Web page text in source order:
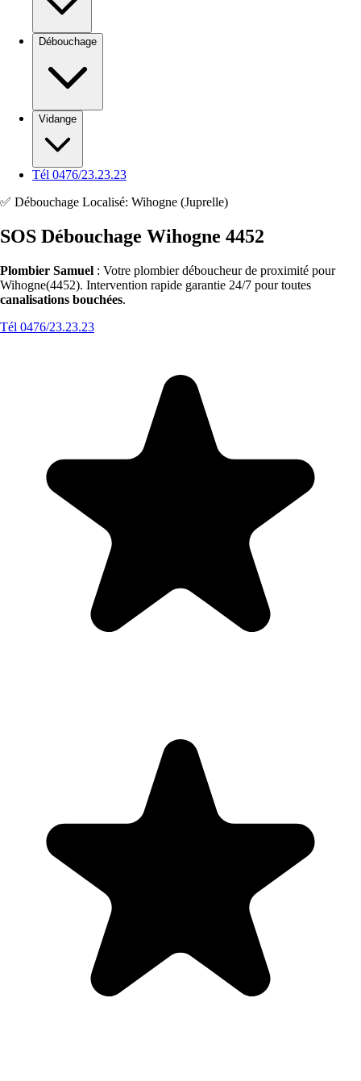
Débouchage
Vidange
Tél 0476/23.23.23
✅ Débouchage Localisé: Wihogne (Juprelle)
SOS Débouchage Wihogne 4452
Plombier Samuel : Votre plombier déboucheur de proximité pour
Wihogne(4452). Intervention rapide garantie 24/7 pour toutes
canalisations bouchées.
Tél 0476/23.23.23